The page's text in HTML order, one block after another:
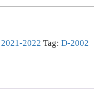
2021-2022 Tag: D-2002